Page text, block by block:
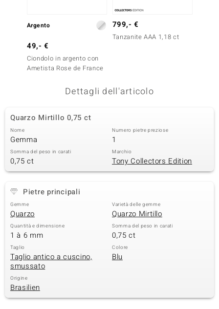
Argento
49,- €
Ciondolo in argento con
Ametista Rose de France
799,- €
Tanzanite AAA 1,18 ct
Dettagli dell'articolo
Quarzo Mirtillo 0,75 ct
Nome
Gemma
Numero pietre preziose
1
Somma del peso in carati
0,75 ct
Marchio
Tony Collectors Edition
Pietre principali
Gemme
Quarzo
Varietà delle gemme
Quarzo Mirtillo
Quantità e dimensione
1 à 6 mm
Somma del peso in carati
0,75 ct
Taglio
Taglio antico a cuscino,
smussato
Colore
Blu
Origine
Brasilien